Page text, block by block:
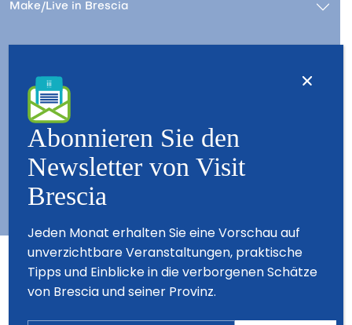
Make/Live in Brescia
KontactWer wir sind – Besuchen Sie Brescia
Copyright © 2026 - All Rights Reserved - Visit Brescia
Partner
Abonnieren Sie den
Newsletter von Visit
Brescia
Jeden Monat erhalten Sie eine Vorschau auf
unverzichtbare Veranstaltungen, praktische
Tipps und Einblicke in die verborgenen Schätze
von Brescia und seiner Provinz.